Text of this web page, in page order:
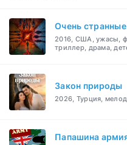
Очень
2016, США, ужасы,
триллер, драма,
Закон природы
2026, Турция,
Папашина